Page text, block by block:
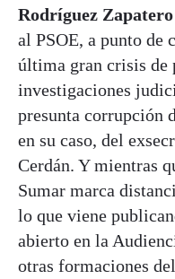
Rodríguez Zapatero
al PSOE, a punto de
última gran crisis de
investigaciones
presunta corrupción
en su caso, del
Cerdán. Y mientras
Sumar marca
lo que viene
abierto en la
otras formaciones